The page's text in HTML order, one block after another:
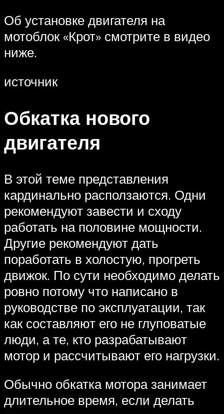
Об установке двигателя на
мотоблок «Крот» смотрите в видео
ниже.
источник
Обкатка нового
двигателя
В этой теме представления
кардинально расползаются. Одни
рекомендуют завести и сходу
работать на половине мощности.
Другие рекомендуют дать
поработать в холостую, прогреть
движок. По сути необходимо делать
ровно потому что написано в
руководстве по эксплуатации, так
как составляют его не глуповатые
люди, а те, кто разрабатывают
мотор и рассчитывают его нагрузки.
Обычно обкатка мотора занимает
длительное время, если делать